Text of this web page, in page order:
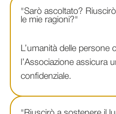
"Sarò ascoltato?
le mie ragioni?"
L’umanità delle
l’Associazione assicura
confidenziale.